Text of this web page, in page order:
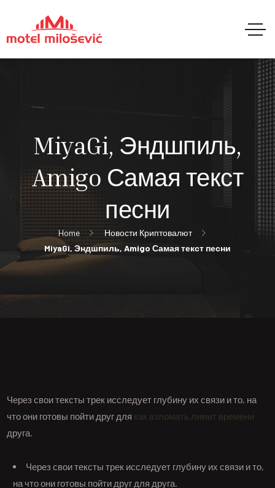
MiyaGi, Эндшпиль,
Amigo Самая текст
песни
Home
Новости Криптовалют
MiyaGi, Эндшпиль, Amigo Самая текст песни
Через свои тексты трек исследует глубину их связи и то, на
что они готовы пойти друг для как взломать лимит времени
друга.
Через свои тексты трек исследует глубину их связи и то,
на что они готовы пойти друг для друга.